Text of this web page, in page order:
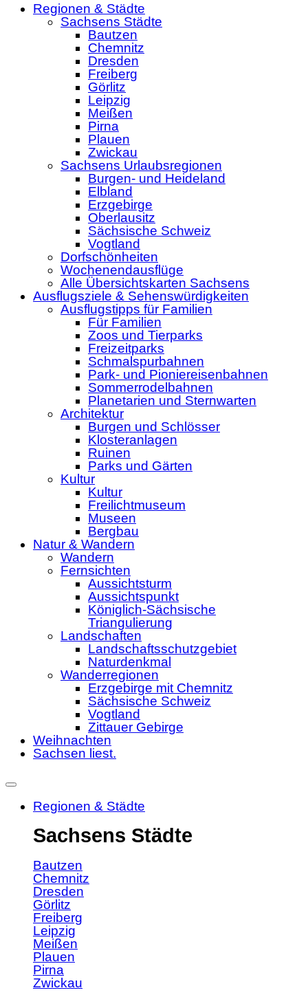
Regionen & Städte
Sachsens Städte
Bautzen
Chemnitz
Dresden
Freiberg
Görlitz
Leipzig
Meißen
Pirna
Plauen
Zwickau
Sachsens Urlaubsregionen
Burgen- und Heideland
Elbland
Erzgebirge
Oberlausitz
Sächsische Schweiz
Vogtland
Dorfschönheiten
Wochenendausflüge
Alle Übersichtskarten Sachsens
Ausflugsziele & Sehenswürdigkeiten
Ausflugstipps für Familien
Für Familien
Zoos und Tierparks
Freizeitparks
Schmalspurbahnen
Park- und Pioniereisenbahnen
Sommerrodelbahnen
Planetarien und Sternwarten
Architektur
Burgen und Schlösser
Klosteranlagen
Ruinen
Parks und Gärten
Kultur
Kultur
Freilichtmuseum
Museen
Bergbau
Natur & Wandern
Wandern
Fernsichten
Aussichtsturm
Aussichtspunkt
Königlich-Sächsische
Triangulierung
Landschaften
Landschaftsschutzgebiet
Naturdenkmal
Wanderregionen
Erzgebirge mit Chemnitz
Sächsische Schweiz
Vogtland
Zittauer Gebirge
Weihnachten
Sachsen liest.
Regionen & Städte
Sachsens Städte
Bautzen
Chemnitz
Dresden
Görlitz
Freiberg
Leipzig
Meißen
Plauen
Pirna
Zwickau